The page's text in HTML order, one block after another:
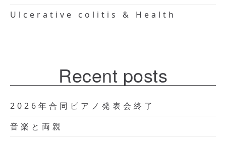
Ulcerative colitis & Health
Recent posts
2026年合同ピアノ発表会終了
音楽と両親